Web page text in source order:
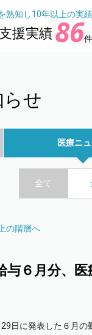
熟知し10年以上の実績
援実績 86件
らせ
医療ニ
全て
上の階層へ
与６月分、
日に発表した６月